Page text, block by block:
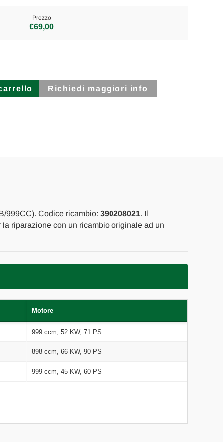
Prezzo
€69,00
Richiedi maggiori info
999CC). Codice ricambio: 390208021. Il
riparazione con un ricambio originale ad un
Motore
999 ccm, 52 KW, 71 PS
898 ccm, 66 KW, 90 PS
999 ccm, 45 KW, 60 PS